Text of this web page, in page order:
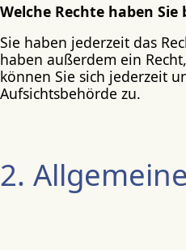
Welche Rechte haben
Sie haben jederzeit das
haben außerdem ein
können Sie sich jederzeit
Aufsichtsbehörde zu.
2.